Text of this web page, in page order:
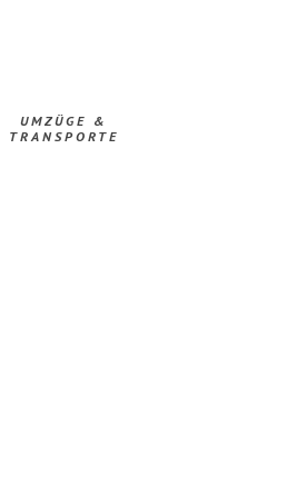
UMZÜGE &
TRANSPORTE